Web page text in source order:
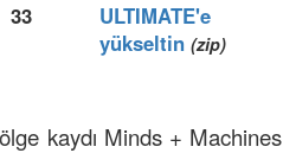
33
ULTIMATE'e
yükseltin (zip)
kaydı Minds + Machines